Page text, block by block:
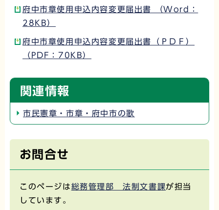
府中市章使用申込内容変更届出書 （Word：
28KB）
府中市章使用申込内容変更届出書（ＰＤＦ）
（PDF：70KB）
関連情報
市民憲章・市章・府中市の歌
お問合せ
このページは総務管理部 法制文書課が担当
しています。